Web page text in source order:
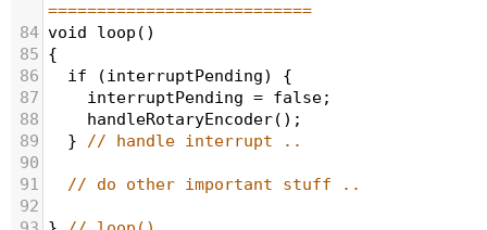
===========================
84 void loop ()
85 {
86
if (interruptPending) {
87
interruptPending = false;
88
handleRotaryEncoder();
89
  }
// handle interrupt ..
90
91
// do other important stuff ..
92